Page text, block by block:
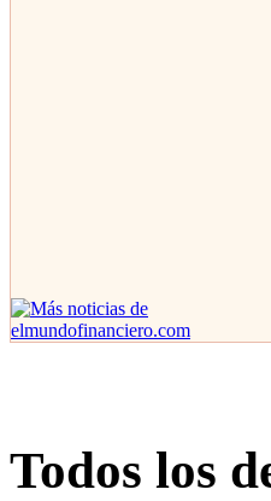
Todos los